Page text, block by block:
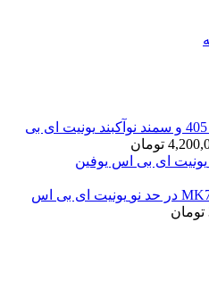
یونیت ای بی
تومان
یونیت ای بی اس یوفین
یونیت ای بی اس
تومان